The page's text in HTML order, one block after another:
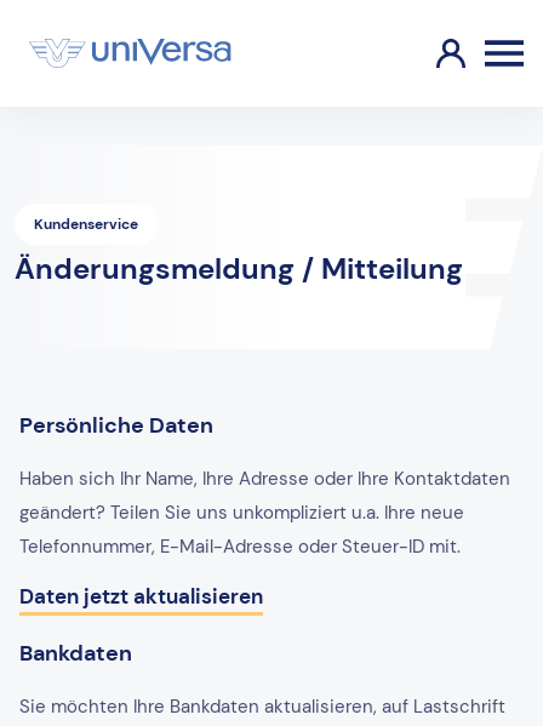
Kundenservice
Änderungsmeldung / Mitteilung
Persönliche Daten
Haben sich Ihr Name, Ihre Adresse oder Ihre Kontaktdaten
geändert? Teilen Sie uns unkompliziert u.a. Ihre neue
Telefonnummer, E-Mail-Adresse oder Steuer-ID mit.
Daten jetzt aktualisieren
Bankdaten
Sie möchten Ihre Bankdaten aktualisieren, auf Lastschrift